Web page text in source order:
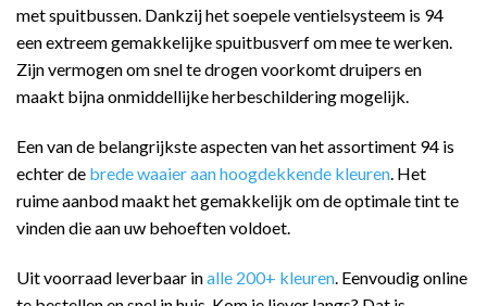
met spuitbussen. Dankzij het soepele ventielsysteem is 94
een extreem gemakkelijke spuitbusverf om mee te werken.
Zijn vermogen om snel te drogen voorkomt druipers en
maakt bijna onmiddellijke herbeschildering mogelijk.
Een van de belangrijkste aspecten van het assortiment 94 is
echter de brede waaier aan hoogdekkende kleuren. Het
ruime aanbod maakt het gemakkelijk om de optimale tint te
vinden die aan uw behoeften voldoet.
Uit voorraad leverbaar inalle 200+ kleuren . Eenvoudig online